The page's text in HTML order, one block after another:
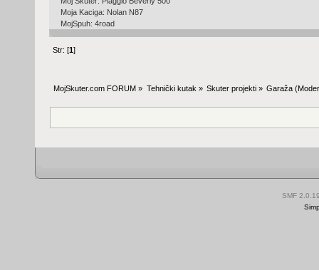
Moja Kaciga: Nolan N87
MojSpuh: 4road
Str: [1]
MojSkuter.com FORUM » Tehnički kutak » Skuter projekti» Garaža
SMF